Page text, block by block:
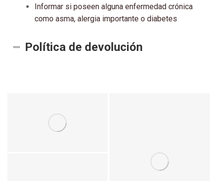
Informar si poseen alguna enfermedad crónica
como asma, alergia importante o diabetes
Política de devolución